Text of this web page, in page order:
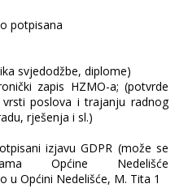
potpisana
svjedodžbe, diplome)
zapis HZMO-a; (potvrde
poslova i trajanju radnog
rješenja i sl.)
izjavu GDPR (može se
Općine Nedelišće
u Općini Nedelišće, M. Tita 1